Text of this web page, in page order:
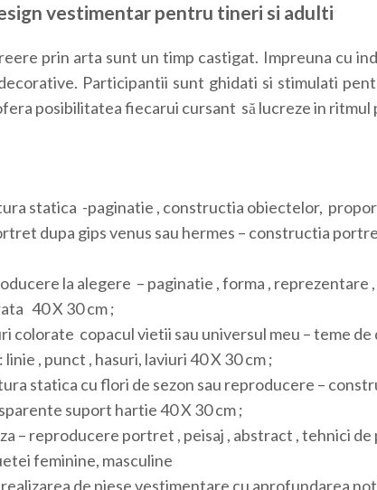
vestimentar pentru tineri si adulti
prin arta sunt un timp castigat. Impreuna cu
Participantii sunt ghidati si stimulati
posibilitatea fiecarui cursant să lucreze in
statica -paginatie , constructia obiectelor,
dupa gips venus sau hermes – constructia
la alegere – paginatie , forma ,
40 X 30 cm ;
colorate copacul vietii sau universul meu – teme
, punct , hasuri, laviuri 40 X 30 cm ;
statica cu flori de sezon sau reproducere –
suport hartie 40 X 30 cm ;
– reproducere portret , peisaj , abstract , tehnici
feminine, masculine
de piese vestimentare cu aprofundarea